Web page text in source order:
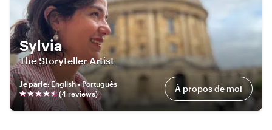
Sylvia
The Storyteller Artist
Je parle:English • Português
(4 reviews) À propos de moi